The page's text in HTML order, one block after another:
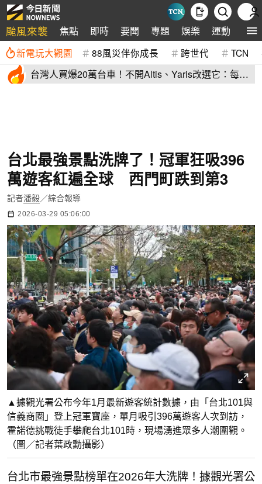
颱風來襲 焦點 即時 要聞 專題 娛樂 運動 全球
新電玩大觀園 88風災伴你成長 跨世代 TCN
台灣人買爆20萬台車！不開Altis、Yaris改選它：每輛
台北最強景點洗牌了！冠軍狂吸396
萬遊客紅遍全球 西門町跌到第3
記者潘毅／綜合報導
2026-03-29 05:06:00
▲據觀光署公布今年1月最新遊客統計數據，由「台北101與
信義商圈」登上冠軍寶座，單月吸引396萬遊客人次到訪，
霍諾德挑戰徒手攀爬台北101時，現場湧進眾多人潮圍觀。
（圖／記者葉政勳攝影）
台北市最強景點榜單在2026年大洗牌！據觀光署公